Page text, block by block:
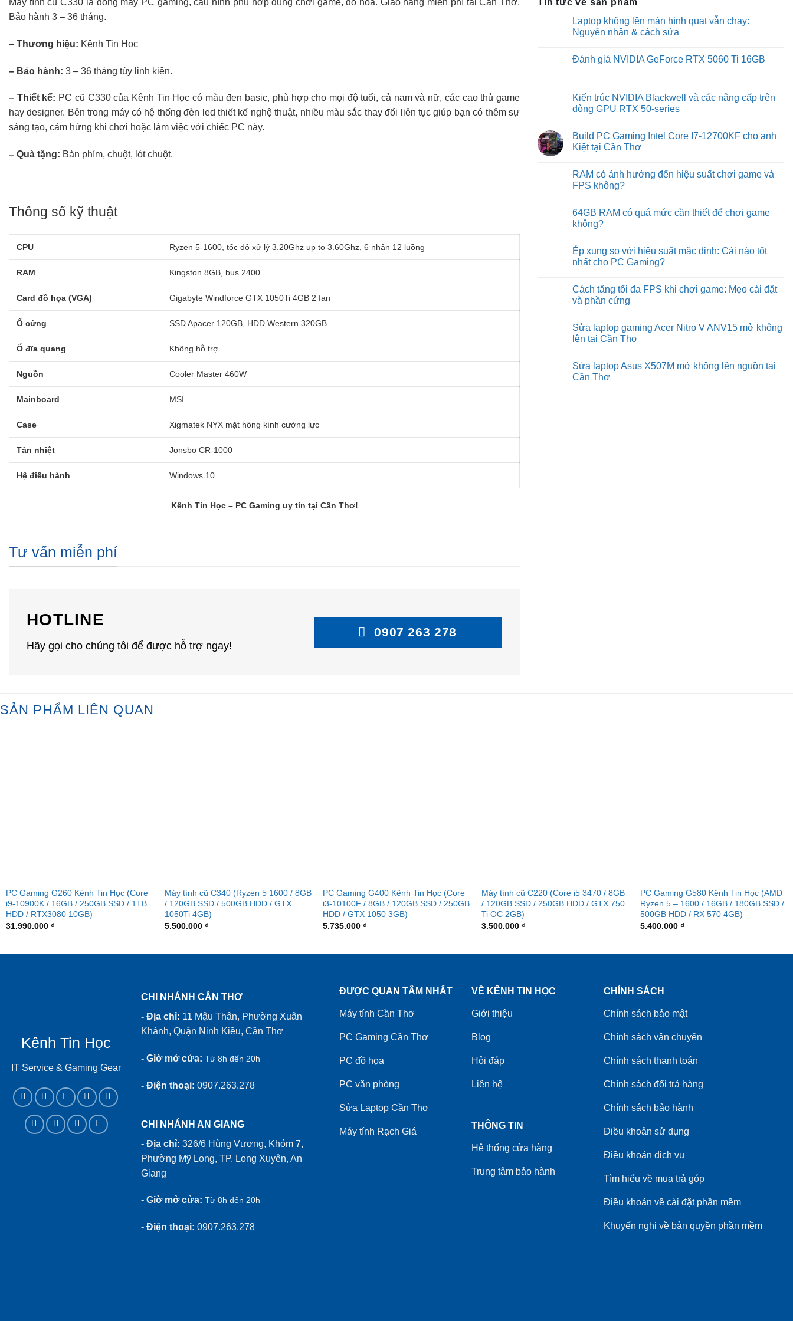
Máy tính cũ C330 là dòng máy PC gaming, cấu hình phù hợp dùng chơi game, đồ họa. Giao hàng miễn phí tại Cần Thơ.
Bảo hành 3 – 36 tháng.
– Thương hiệu: Kênh Tin Học
– Bảo hành: 3 – 36 tháng tùy linh kiện.
– Thiết kế: PC cũ C330 của Kênh Tin Học có màu đen basic, phù hợp cho mọi độ tuổi, cả nam và nữ, các cao thủ game
hay designer. Bên trong máy có hệ thống đèn led thiết kế nghệ thuật, nhiều màu sắc thay đổi liên tục giúp bạn có thêm sự
sáng tạo, cảm hứng khi chơi hoặc làm việc với chiếc PC này.
– Quà tặng: Bàn phím, chuột, lót chuột.
Thông số kỹ thuật
CPU Ryzen 5-1600, tốc độ xử lý 3.20Ghz up to 3.60Ghz, 6 nhân 12 luồng
RAM Kingston 8GB, bus 2400
Card đồ họa (VGA) Gigabyte Windforce GTX 1050Ti 4GB 2 fan
Ổ cứng SSD Apacer 120GB, HDD Western 320GB
Ổ đĩa quang Không hỗ trợ
Nguồn Cooler Master 460W
Mainboard MSI
Case Xigmatek NYX mặt hông kính cường lực
Tản nhiệt Jonsbo CR-1000
Hệ điều hành Windows 10
Kênh Tin Học – PC Gaming uy tín tại Cần Thơ!
Tư vấn miễn phí
HOTLINE
Hãy gọi cho chúng tôi để được hỗ trợ ngay!
0907 263 278
Tin tức về sản phẩm
Laptop không lên màn hình quạt vẫn chạy:
Nguyên nhân & cách sửa
on
hình
quạt
vẫn
nhân
&
cách
Đánh giá NVIDIA GeForce RTX 5060 Ti 16GB
Đánh
giá
NVIDIA
5060
Ti
16GB
Kiến trúc NVIDIA Blackwell và các nâng cấp trên
dòng GPU RTX 50-series
on
Kiến
trúc
và
các
nâng
dòng
GPU
RTX
Build PC Gaming Intel Core I7-12700KF cho anh
Kiệt tại Cần Thơ
on
Build
PC
Core
I7-
12700KF
Kiệt
Cần
RAM có ảnh hưởng đến hiệu suất chơi game và
FPS không?
on
RAM
có
đến
hiệu
suất
và
FPS
không?
64GB RAM có quá mức cần thiết để chơi game
không?
on
64GB
RAM
mức
cần
thiết
game
không?
Ép xung so với hiệu suất mặc định: Cái nào tốt
nhất cho PC Gaming?
on
Ép
xung
hiệu
suất
mặc
nào
tốt
nhất
Cách tăng tối đa FPS khi chơi game: Mẹo cài đặt
và phần cứng
on
Cách
tăng
FPS
khi
chơi
Sửa laptop gaming Acer Nitro V ANV15 mở không
lên tại Cần Thơ
on
Sửa
laptop
Sửa laptop Asus X507M mở không lên nguồn tại
Cần Thơ
SẢN PHẨM LIÊN QUAN
PC Gaming G260 Kênh Tin Học (Core
i9-10900K / 16GB / 250GB SSD / 1TB
HDD / RTX3080 10GB)
31.990.000 ₫
Máy tính cũ C340 (Ryzen 5 1600 / 8GB
/ 120GB SSD / 500GB HDD / GTX
1050Ti 4GB)
5.500.000 ₫
PC Gaming G400 Kênh Tin Học (Core
i3-10100F / 8GB / 120GB SSD / 250GB
HDD / GTX 1050 3GB)
5.735.000₫
Máy tính cũ C220 (Core i5 3470 / 8GB
/ 120GB SSD / 250GB HDD / GTX 750
Ti OC 2GB)
3.500.000₫
PC Gaming G580 Kênh Tin Học (AMD
Ryzen 5 – 1600 / 16GB / 180GB SSD /
500GB HDD / RX 570 4GB)
5.400.000 ₫
Kênh Tin Học
IT Service & Gaming Gear
CHI NHÁNH CẦN THƠ
- Địa chỉ: 11 Mậu Thân, Phường Xuân
Khánh, Quận Ninh Kiều, Cần Thơ
- Giờ mở cửa: Từ 8h đến 20h
- Điện thoại: 0907.263.278
CHI NHÁNH AN GIANG
- Địa chỉ: 326/6 Hùng Vương, Khóm 7,
Phường Mỹ Long, TP. Long Xuyên, An
Giang
- Giờ mở cửa: Từ 8h đến 20h
- Điện thoại: 0907.263.278
ĐƯỢC QUAN TÂM NHẤT
Máy tính Cần Thơ
PC Gaming Cần Thơ
PC đồ họa
PC văn phòng
Sửa Laptop Cần Thơ
Máy tính Rạch Giá
VỀ KÊNH TIN HỌC
Giới thiệu
Blog
Hỏi đáp
Liên hệ
THÔNG TIN
Hệ thống cửa hàng
Trung tâm bảo hành
CHÍNH SÁCH
Chính sách bảo mật
Chính sách vận chuyển
Chính sách thanh toán
Chính sách đổi trả hàng
Chính sách bảo hành
Điều khoản sử dụng
Điều khoản dịch vụ
Tìm hiểu về mua trả góp
Điều khoản về cài đặt phần mềm
Khuyến nghị về bản quyền phần mềm